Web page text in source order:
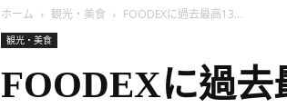
ホーム 観光・美食 FOODEXに過去最高13...
観光・美食
FOODEXに過去